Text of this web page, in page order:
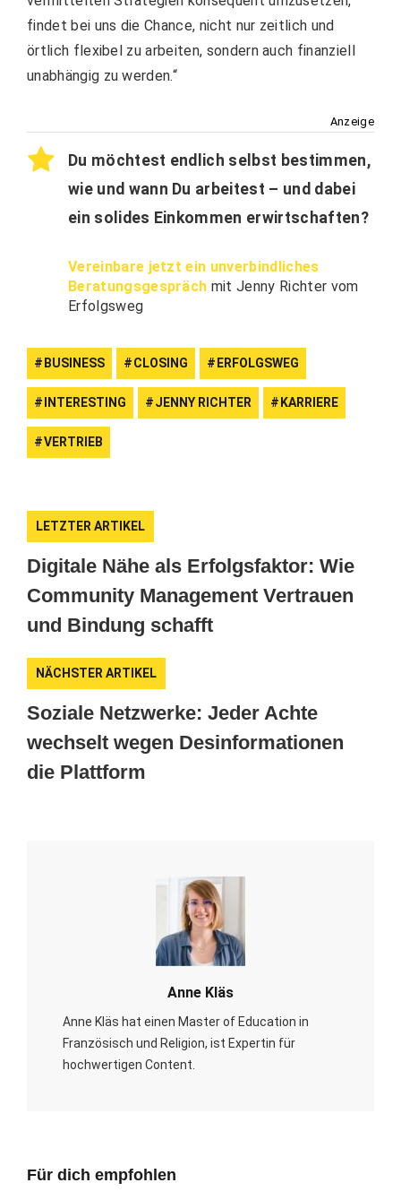
findet bei uns die Chance, nicht nur zeitlich und
örtlich flexibel zu arbeiten, sondern auch finanziell
unabhängig zu werden.“
Anzeige
Du möchtest endlich selbst bestimmen,
wie und wann Du arbeitest – und dabei
ein solides Einkommen erwirtschaften?
Vereinbare jetzt ein unverbindliches
Beratungsgespräch mit Jenny Richter vom
Erfolgsweg
BUSINESS CLOSING ERFOLGSWEG
INTERESTING JENNY RICHTER KARRIERE
VERTRIEB
LETZTER ARTIKEL
Digitale Nähe als Erfolgsfaktor: Wie
Community Management Vertrauen
und Bindung schafft
NÄCHSTER ARTIKEL
Soziale Netzwerke: Jeder Achte
wechselt wegen Desinformationen
die Plattform
Anne Kläs
Anne Kläs hat einen Master of Education in
Französisch und Religion, ist Expertin für
hochwertigen Content.
Für dich empfohlen